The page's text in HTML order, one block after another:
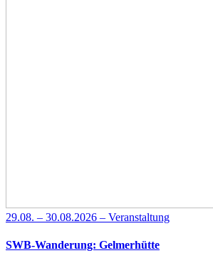
29.08. – 30.08.2026 – Veranstaltung
SWB-Wanderung: Gelmerhütte